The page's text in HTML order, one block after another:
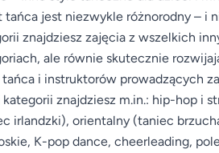
tańca jest niezwykle różnorodny – i
znajdziesz zajęcia z wszelkich
ale równie skutecznie
tańca i instruktorów prowadzących
znajdziesz m.in.: hip-hop i
irlandzki), orientalny (taniec
K-pop dance, cheerleading,